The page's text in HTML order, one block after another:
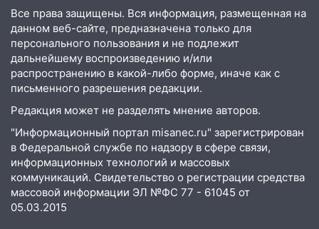
нашли потерявшегося в заброшенных
садах 79-летнего мужчину
10:26 На нескольких улицах Ульяновска
временно отключили холодную воду
10:14 В Ульяновске двоих участников
коррупционной схемы при ЦГКБ
отправили в колонию на 7 и 8 лет
09:52 Ночью беспилотники сбили над
соседними Татарстаном и Саратовской
областью
09:41 Диана Шурыгина уверовала в
Все права защищены. Вся информация, размещенная на
данном веб-сайте, предназначена только для
персонального пользования и не подлежит
дальнейшему воспроизведению и/или
распространению в какой-либо форме, иначе как с
письменного разрешения редакции.
Редакция может не разделять мнение авторов.
"Информационный портал misanec.ru" зарегистрирован
в Федеральной службе по надзору в сфере связи,
информационных технологий и массовых
коммуникаций. Свидетельство о регистрации средства
массовой информации ЭЛ №ФС 77 - 61045 от
05.03.2015